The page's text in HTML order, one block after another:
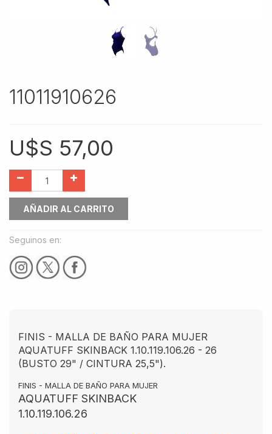
11011910626
U$S 57,00
AÑADIR AL CARRITO
Seguinos en:
FINIS - MALLA DE BAÑO PARA MUJER
AQUATUFF SKINBACK 1.10.119.106.26 - 26
(BUSTO 29" / CINTURA 25,5").
FINIS - MALLA DE BAÑO PARA MUJER
AQUATUFF SKINBACK
1.10.119.106.26